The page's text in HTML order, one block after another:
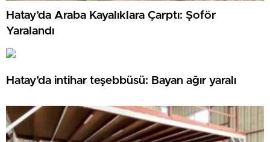
Hatay’da Araba Kayalıklara Çarptı: Şoför
Yaralandı
Hatay’da intihar teşebbüsü: Bayan ağır yaralı